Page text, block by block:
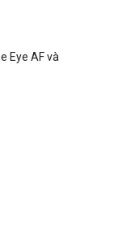
Eye AF và